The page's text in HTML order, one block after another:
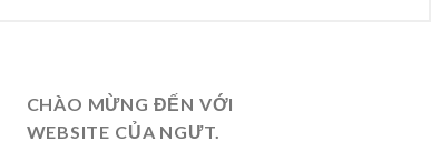
CHÀO MỪNG ĐẾN VỚI
WEBSITE CỦA NGƯT.